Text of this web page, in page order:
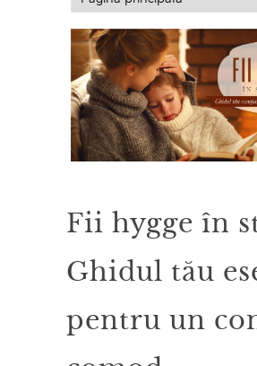
Fii hygge în
Ghidul tău
pentru un